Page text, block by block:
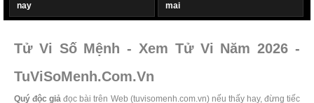
nay
mai
Tử Vi Số Mệnh - Xem Tử Vi Năm 2026 -
TuViSoMenh.Com.Vn
Quý độc giả đọc bài trên Web (tuvisomenh.com.vn) nếu thấy hay, đừng tiếc